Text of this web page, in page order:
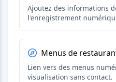
Ajoutez des informations
l'enregistrement
Menus de
Lien vers des menus
visualisation sans contact.